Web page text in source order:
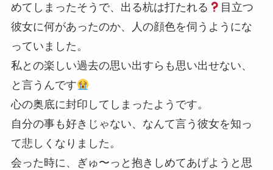
めてしまったそうで、出る杭は打たれる
目立つ
彼女に何があったのか、人の顔色を伺うようにな
っていました。
私との楽しい過去の思い出すらも思い出せない、
と言うんです
心の奥底に封印してしまったようです。
自分の事も好きじゃない、なんて言う彼女を知っ
て悲しくなりました。
会った時に、ぎゅ〜っと抱きしめてあげようと思